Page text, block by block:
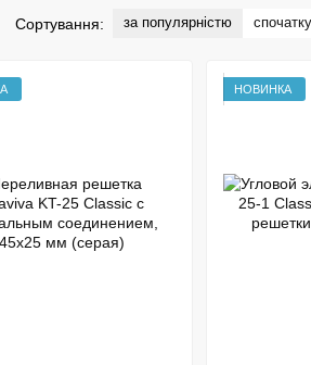
Сортування: за популярністю
НОВИНКА